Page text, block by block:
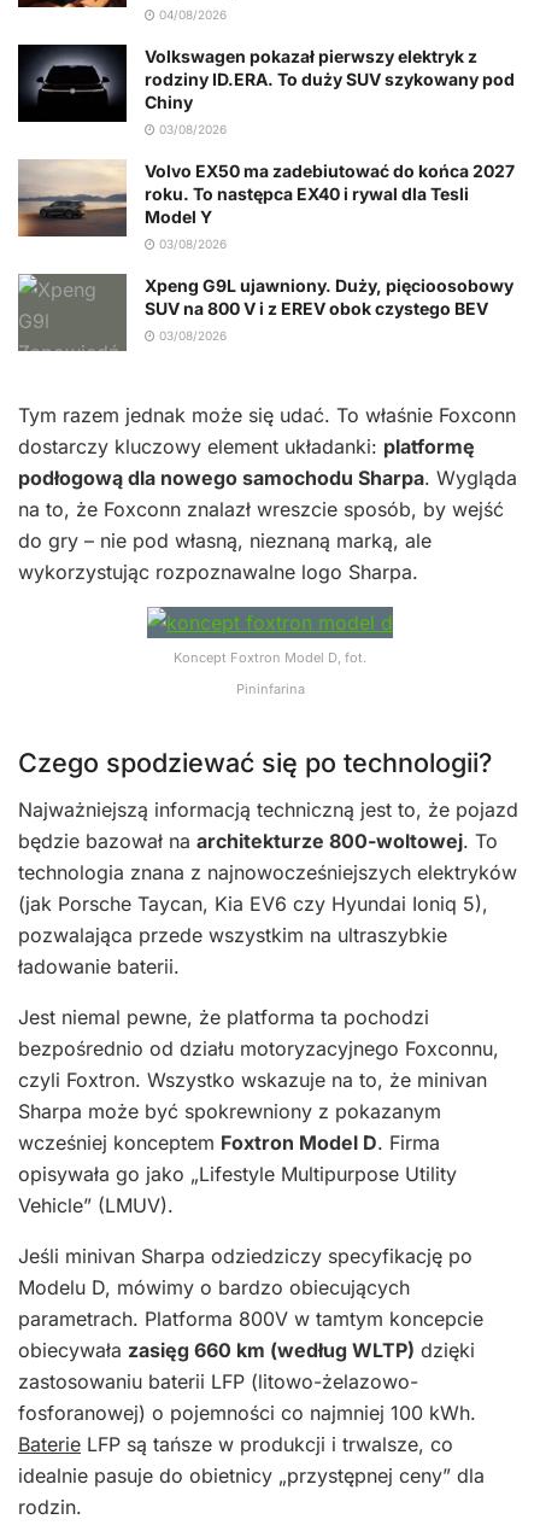
04/08/2026
Volkswagen pokazał pierwszy elektryk z
rodziny ID.ERA. To duży SUV szykowany pod
Chiny
03/08/2026
Volvo EX50 ma zadebiutować do końca 2027
roku. To następca EX40 i rywal dla Tesli
Model Y
03/08/2026
Xpeng G9L ujawniony. Duży, pięcioosobowy
SUV na 800 V i z EREV obok czystego BEV
03/08/2026
Tym razem jednak może się udać. To właśnie Foxconn
dostarczy kluczowy element układanki: platformę
podłogową dla nowego samochodu Sharpa. Wygląda
na to, że Foxconn znalazł wreszcie sposób, by wejść
do gry – nie pod własną, nieznaną marką, ale
wykorzystując rozpoznawalne logo Sharpa.
Koncept Foxtron Model D, fot.
Pininfarina
Czego spodziewać się po technologii?
Najważniejszą informacją techniczną jest to, że pojazd
będzie bazował na architekturze 800-woltowej. To
technologia znana z najnowocześniejszych elektryków
(jak Porsche Taycan, Kia EV6 czy Hyundai Ioniq 5),
pozwalająca przede wszystkim na ultraszybkie
ładowanie baterii.
Jest niemal pewne, że platforma ta pochodzi
bezpośrednio od działu motoryzacyjnego Foxconnu,
czyli Foxtron. Wszystko wskazuje na to, że minivan
Sharpa może być spokrewniony z pokazanym
wcześniej konceptem Foxtron Model D. Firma
opisywała go jako „Lifestyle Multipurpose Utility
Vehicle” (LMUV).
Jeśli minivan Sharpa odziedziczy specyfikację po
Modelu D, mówimy o bardzo obiecujących
parametrach. Platforma 800V w tamtym koncepcie
obiecywała zasięg 660 km (według WLTP) dzięki
zastosowaniu baterii LFP (litowo-żelazowo-
fosforanowej) o pojemności co najmniej 100 kWh.
Baterie LFP są tańsze w produkcji i trwalsze, co
idealnie pasuje do obietnicy „przystępnej ceny” dla
rodzin.